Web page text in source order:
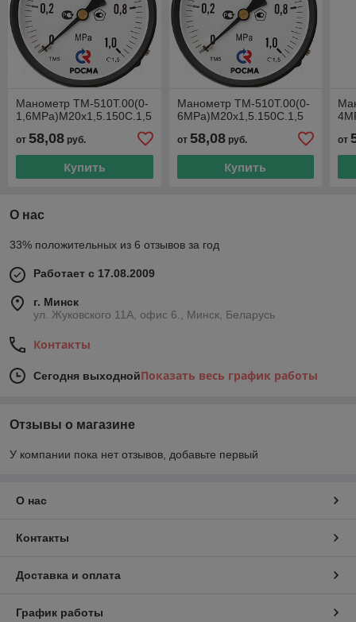
Манометр ТМ-510Т.00(0-
1,6MPa)М20х1,5.150С.1,5
от 58,08 руб.
Купить
Манометр ТМ-510Т.00(0-
6MPa)М20х1,5.150С.1,5
от 58,08руб.
Купить
от
О нас
33% положительных из 6 отзывов за год
Работает с 17.08.2009
г. Минск
ул. Жуковского 11А, офис 6., Минск, Беларусь
Контакты
Сегодня выходнойПоказать весь график работы
Отзывы о магазине
У компании пока нет отзывов, добавьте первый
О нас
Контакты
Доставка и оплата
График работы